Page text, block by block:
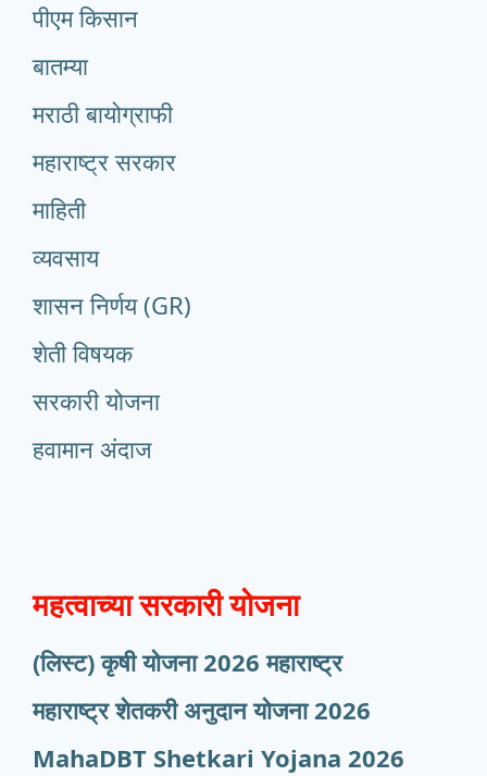
पीएम किसान
बातम्या
मराठी बायोग्राफी
महाराष्ट्र सरकार
माहिती
व्यवसाय
शासन निर्णय (GR)
शेती विषयक
सरकारी योजना
हवामान अंदाज
महत्वाच्या सरकारी योजना
(लिस्ट) कृषी योजना 2026 महाराष्ट्र
महाराष्ट्र शेतकरी अनुदान योजना 2026
MahaDBT Shetkari Yojana 2026